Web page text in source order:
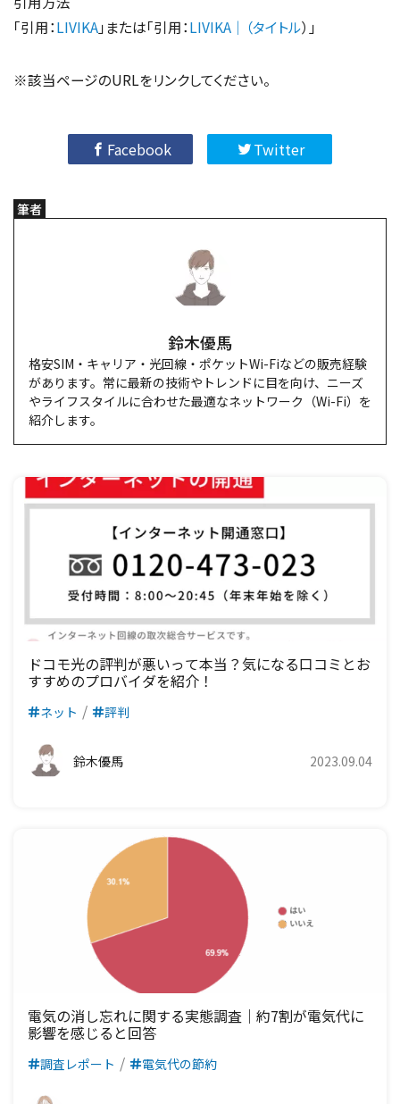
「引用：LIVIKA」または「引用：LIVIKA｜（タイトル）」
※該当ページのURLをリンクしてください。
Facebook Twitter
筆者
鈴木優馬
格安SIM・キャリア・光回線・ポケットWi-Fiなどの販売経験
があります。常に最新の技術やトレンドに目を向け、ニーズ
やライフスタイルに合わせた最適なネットワーク（Wi-Fi）を
紹介します。
ドコモ光の評判が悪いって本当？気になる口コミとお
すすめのプロバイダを紹介！
ネット 評判
鈴木優馬 2023.09.04
電気の消し忘れに関する実態調査｜約7割が電気代に
影響を感じると回答
調査レポート 電気代の節約